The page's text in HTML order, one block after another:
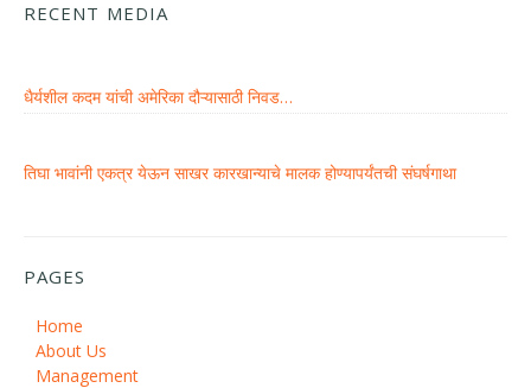
RECENT MEDIA
धैर्यशील कदम यांची अमेरिका दौऱ्यासाठी निवड…
तिघा भावांनी एकत्र येऊन साखर कारखान्याचे मालक होण्यापर्यंतची संघर्षगाथा
PAGES
Home
About Us
Management